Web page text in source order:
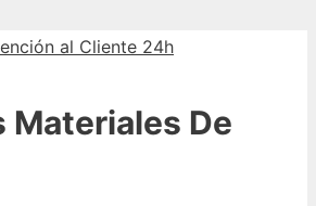
al Cliente 24h
Materiales De